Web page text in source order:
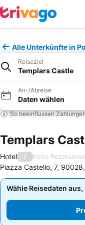
Alle Unterkünfte in
Reiseziel
Templars Castle
An-/Abreise
Daten wählen
So beeinflussen
Templars
Hotel / Keine
Piazza Castello, 7,
Wähle Reisedaten
Wähle Reisedaten